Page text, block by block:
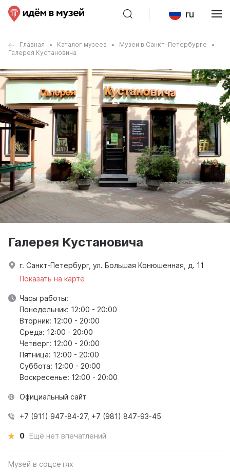
ru
Главная Каталог музеев
Музеи в Санкт-Петербурге
Галерея Кустановича
Галерея Кустановича
г. Санкт-Петербург, ул. Большая Конюшенная, д. 11
Показать на карте
Часы работы:
Понедельник: 12:00 - 20:00
Вторник: 12:00 - 20:00
Среда: 12:00 - 20:00
Четверг: 12:00 - 20:00
Пятница: 12:00 - 20:00
Суббота: 12:00 - 20:00
Воскресенье: 12:00 - 20:00
Официальный сайт
+7 (911) 947-84-27, +7 (981) 847-93-45
0 Ещё нет впечатлений
Музей в соцсетях